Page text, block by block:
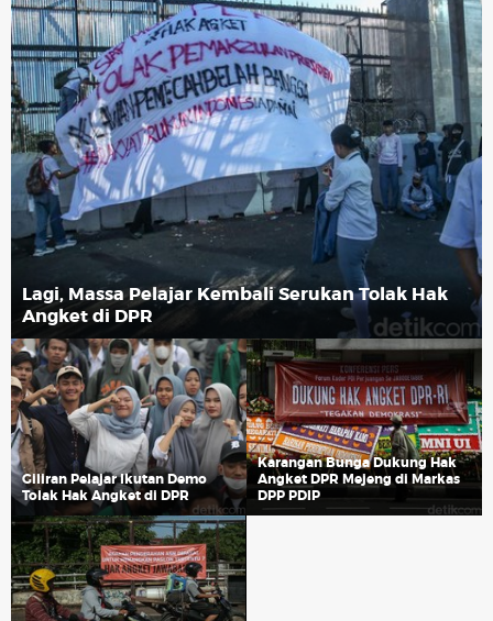
Lagi, Massa Pelajar Kembali Serukan Tolak Hak
Angket di DPR
Giliran Pelajar Ikutan Demo
Tolak Hak Angket di DPR
Karangan Bunga Dukung Hak
Angket DPR Mejeng di Markas
DPP PDIP